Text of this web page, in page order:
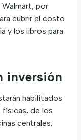
por
cubrir el costo
y los libros para
inversión
habilitados
de los
centrales.